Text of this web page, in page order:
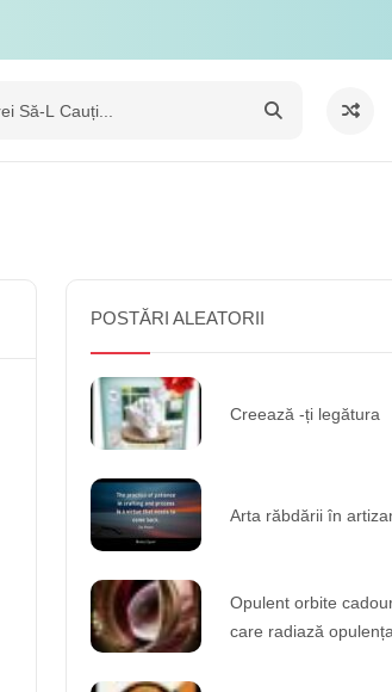
POSTĂRI ALEATORII
Creează -ți legătura
Arta răbdării în
Opulent orbite
care radiază opulența